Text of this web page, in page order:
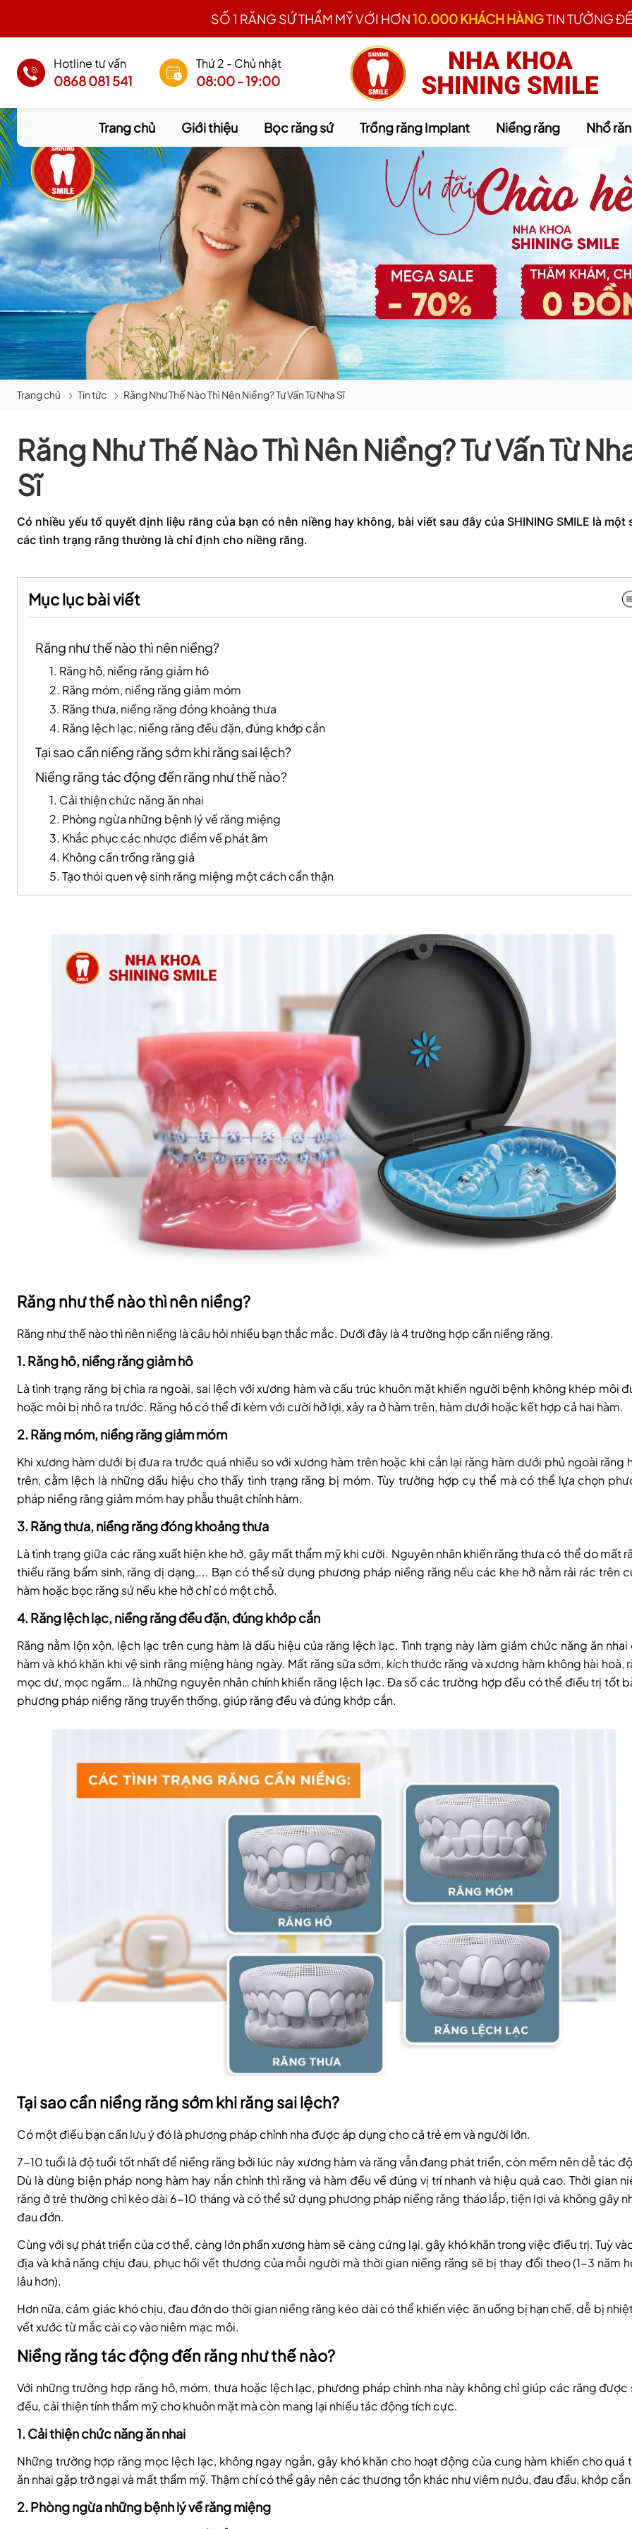
SỐ 1 RĂNG SỨ THẨM MỸ VỚI HƠN10.000 KHÁCH HÀNGTIN TƯỞNG
Hotline tư vấn
0868 081 541
Thứ 2 - Chủ nhật
08:00 - 19:00
Trang chủ Giới thiệu Bọc răng sứ Trồng răng Implant Niềng răng Nhổ
Trang chủ Tin tức Răng Như Thế Nào Thì Nên Niềng? Tư Vấn Từ Nha Sĩ
Răng Như Thế Nào Thì Nên Niềng? Tư Vấn Từ
Sĩ
Có nhiều yếu tố quyết định liệu răng của bạn có nên niềng hay không, bài viết sau đây của SHINING SMILE là một
các tình trạng răng thường là chỉ định cho niềng răng.
Mục lục bài viết
Răng như thế nào thì nên niềng?
1. Răng hô, niềng răng giảm hô
2. Răng móm, niềng răng giảm móm
3. Răng thưa, niềng răng đóng khoảng thưa
4. Răng lệch lạc, niềng răng đều đặn, đúng khớp cắn
Tại sao cần niềng răng sớm khi răng sai lệch?
Niềng răng tác động đến răng như thế nào?
1. Cải thiện chức năng ăn nhai
2. Phòng ngừa những bệnh lý về răng miệng
3. Khắc phục các nhược điểm về phát âm
4. Không cần trồng răng giả
5. Tạo thói quen vệ sinh răng miệng một cách cẩn thận
Răng như thế nào thì nên niềng?
Răng như thế nào thì nên niềng là câu hỏi nhiều bạn thắc mắc. Dưới đây là 4 trường hợp cần niềng răng.
1. Răng hô, niềng răng giảm hô
Là tình trạng răng bị chìa ra ngoài, sai lệch với xương hàm và cấu trúc khuôn mặt khiến người bệnh không khép môi
hoặc môi bị nhô ra trước. Răng hô có thể đi kèm với cười hở lợi, xảy ra ở hàm trên, hàm dưới hoặc kết hợp cả hai hàm.
2. Răng móm, niềng răng giảm móm
Khi xương hàm dưới bị đưa ra trước quá nhiều so với xương hàm trên hoặc khi cắn lại răng hàm dưới phủ ngoài răng
trên, cằm lệch là những dấu hiệu cho thấy tình trạng răng bị móm. Tùy trường hợp cụ thể mà có thể lựa chọn
pháp niềng răng giảm móm hay phẫu thuật chỉnh hàm.
3. Răng thưa, niềng răng đóng khoảng thưa
Là tình trạng giữa các răng xuất hiện khe hở, gây mất thẩm mỹ khi cười. Nguyên nhân khiến răng thưa có thể do mất
thiếu răng bẩm sinh, răng dị dạng,... Bạn có thể sử dụng phương pháp niềng răng nếu các khe hở nằm rải rác trên
hàm hoặc bọc răng sứ nếu khe hở chỉ có một chỗ.
4. Răng lệch lạc, niềng răng đều đặn, đúng khớp cắn
Răng nằm lộn xộn, lệch lạc trên cung hàm là dấu hiệu của răng lệch lạc. Tình trạng này làm giảm chức năng ăn nhai
hàm và khó khăn khi vệ sinh răng miệng hàng ngày. Mất răng sữa sớm, kích thước răng và xương hàm không hài hoà,
mọc dư, mọc ngầm… là những nguyên nhân chính khiến răng lệch lạc. Đa số các trường hợp đều có thể điều trị tốt
phương pháp niềng răng truyền thống, giúp răng đều và đúng khớp cắn.
Tại sao cần niềng răng sớm khi răng sai lệch?
Có một điều bạn cần lưu ý đó là phương pháp chỉnh nha được áp dụng cho cả trẻ em và người lớn.
7-10 tuổi là độ tuổi tốt nhất để niềng răng bởi lúc này xương hàm và răng vẫn đang phát triển, còn mềm nên dễ tác
Dù là dùng biện pháp nong hàm hay nắn chỉnh thì răng và hàm đều về đúng vị trí nhanh và hiệu quả cao. Thời gian
răng ở trẻ thường chỉ kéo dài 6-10 tháng và có thể sử dụng phương pháp niềng răng tháo lắp, tiện lợi và không gây
đau đớn.
Cùng với sự phát triển của cơ thể, càng lớn phần xương hàm sẽ càng cứng lại, gây khó khăn trong việc điều trị. Tuỳ
địa và khả năng chịu đau, phục hồi vết thương của mỗi người mà thời gian niềng răng sẽ bị thay đổi theo (1-3 năm
lâu hơn).
Hơn nữa, cảm giác khó chịu, đau đớn do thời gian niềng răng kéo dài có thể khiến việc ăn uống bị hạn chế, dễ bị
vết xước từ mắc cài cọ vào niêm mạc môi.
Niềng răng tác động đến răng như thế nào?
Với những trường hợp răng hô, móm, thưa hoặc lệch lạc, phương pháp chỉnh nha này không chỉ giúp các răng được
đều, cải thiện tính thẩm mỹ cho khuôn mặt mà còn mang lại nhiều tác động tích cực.
1. Cải thiện chức năng ăn nhai
Những trường hợp răng mọc lệch lạc, không ngay ngắn, gây khó khăn cho hoạt động của cung hàm khiến cho quá
ăn nhai gặp trở ngại và mất thẩm mỹ. Thậm chí có thể gây nên các thương tổn khác như viêm nướu, đau đầu, khớp
2. Phòng ngừa những bệnh lý về răng miệng